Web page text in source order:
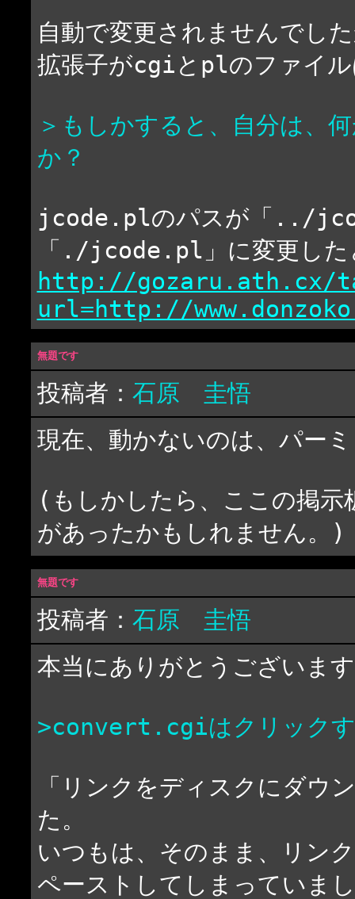
自動で変更されませんでし
拡張子がcgiとplのファイル
＞もしかすると、自分は、
か？
jcode.plのパスが「../
「./jcode.pl」に変更した
http://gozaru.ath.cx/
url=http://
無題です
投稿者： 石原 圭悟
現在、動かないのは、パー
(もしかしたら、ここの掲示
があったかもしれません。)
無題です
投稿者： 石原 圭悟
本当にありがとうございま
>convert.cgiはクリックす
「リンクをディスクにダウ
た。
いつもは、そのまま、リン
ペーストしてしまっていま